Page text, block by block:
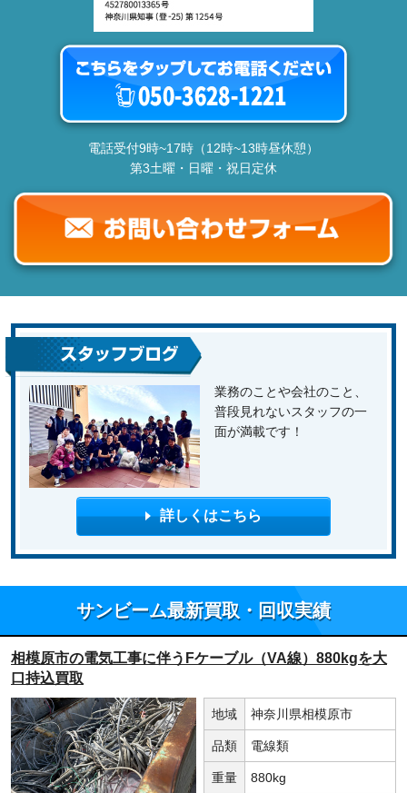
電話受付9時~17時（12時~13時昼休憩）
第3土曜・日曜・祝日定休
業務のことや会社のこと、
普段見れないスタッフの一
面が満載です！
詳しくはこちら
サンビーム最新買取・回収実績
相模原市の電気工事に伴うFケーブル（VA線）880kgを大
口持込買取
地域 神奈川県相模原市
品類 電線類
重量 880kg